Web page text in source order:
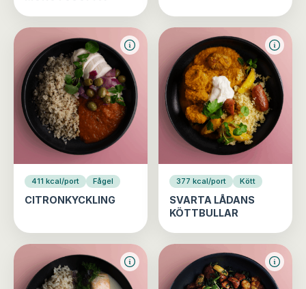
411 kcal/port Fågel
CITRONKYCKLING
377 kcal/port Kött
SVARTA LÅDANS
KÖTTBULLAR